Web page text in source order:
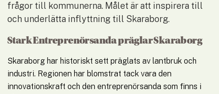
frågor till kommunerna. Målet är att inspirera till
och underlätta inflyttning till Skaraborg.
Stark Entreprenörsanda präglar Skaraborg
Skaraborg har historiskt sett präglats av lantbruk och
industri. Regionen har blomstrat tack vara den
innovationskraft och den entreprenörsanda som finns i